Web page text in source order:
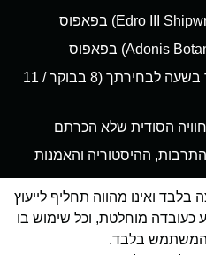
סיור סגוויי בפאפוס עם מדריך בשעה לבחירתך (8 בבוקר / 11
הסודית שלא הכרתם
ההיסטוריה והאמנות
ואינו מהווה תחליף לייעוץ
כעובדה מוחלטת, וכל שימוש בו
המשתמש בלבד.